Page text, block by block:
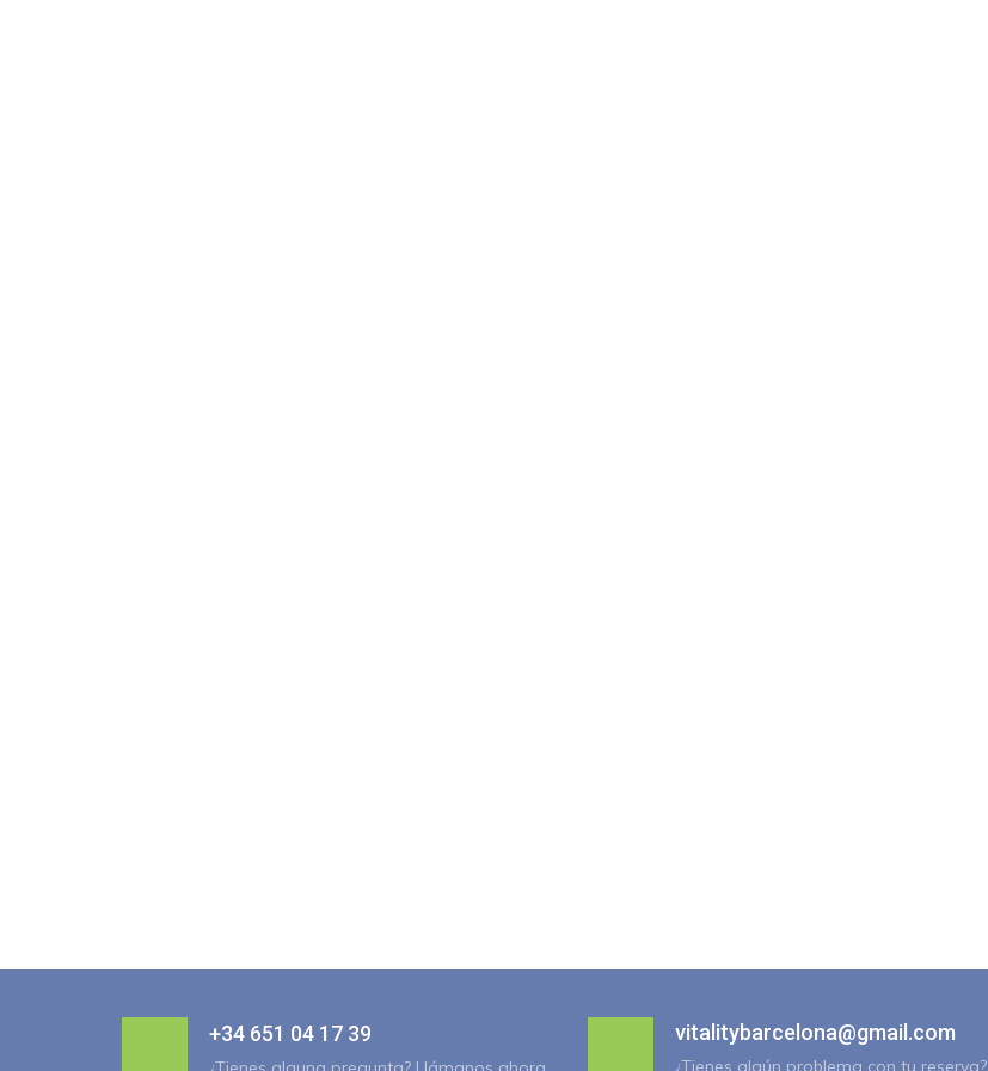
+34 651 04 17 39 vitalitybarcelona@gmail.com
¿Tienes algún problema con tu reserva?